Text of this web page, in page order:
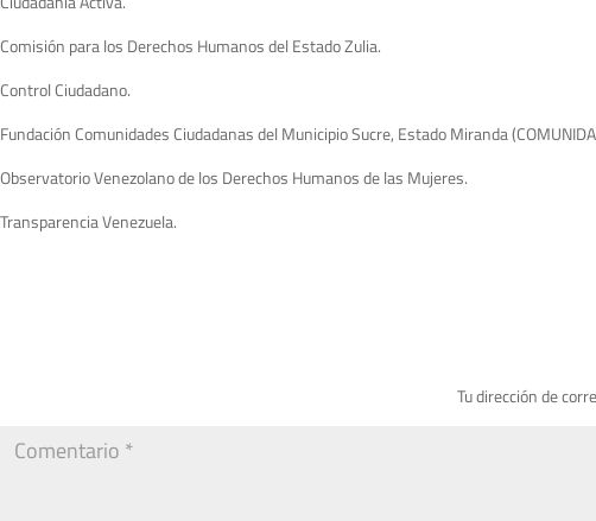
Comisión para los Derechos Humanos del Estado Zulia.
Control Ciudadano.
Fundación Comunidades Ciudadanas del Municipio Sucre, Estado Miranda
Observatorio Venezolano de los Derechos Humanos de las Mujeres.
Transparencia Venezuela.
Tu dirección de